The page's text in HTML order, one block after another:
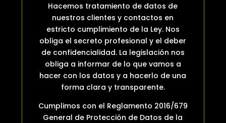
Hacemos tratamiento de datos de
nuestros clientes y contactos en
estricto cumplimiento de la Ley. Nos
obliga el secreto profesional y el deber
de confidencialidad. La legislación nos
obliga a informar de lo que vamos a
hacer con los datos y a hacerlo de una
forma clara y transparente.
Cumplimos con el Reglamento 2016/679
General de Protección de Datos de la